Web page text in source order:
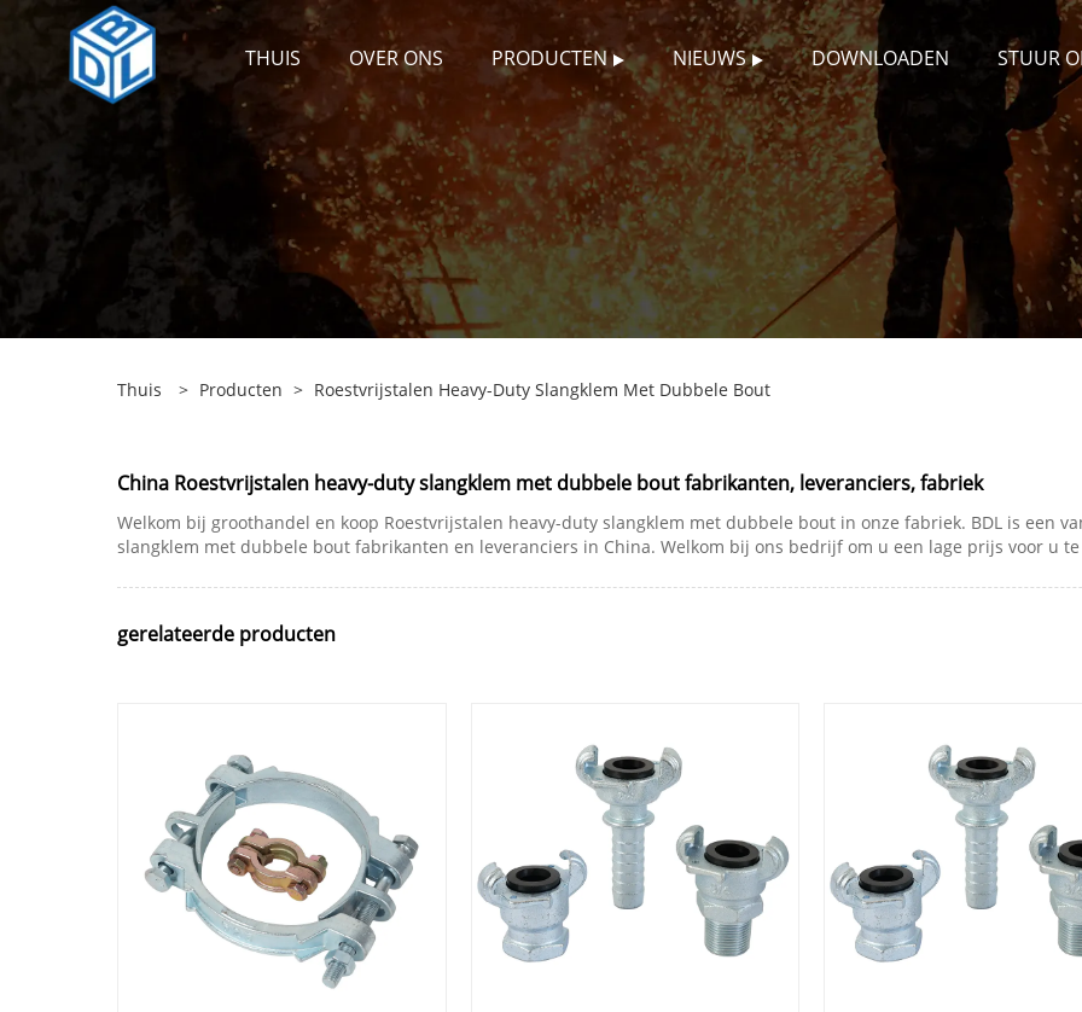
THUIS OVER ONS PRODUCTEN NIEUWS DOWNLOADEN STUUR
Thuis > Producten > Roestvrijstalen Heavy-Duty Slangklem Met Dubbele Bout
China Roestvrijstalen heavy-duty slangklem met dubbele bout fabrikanten, leveranciers, fabriek
Welkom bij groothandel en koop Roestvrijstalen heavy-duty slangklem met dubbele bout in onze fabriek. BDL is een
slangklem met dubbele bout fabrikanten en leveranciers in China. Welkom bij ons bedrijf om u een lage prijs voor u
gerelateerde producten